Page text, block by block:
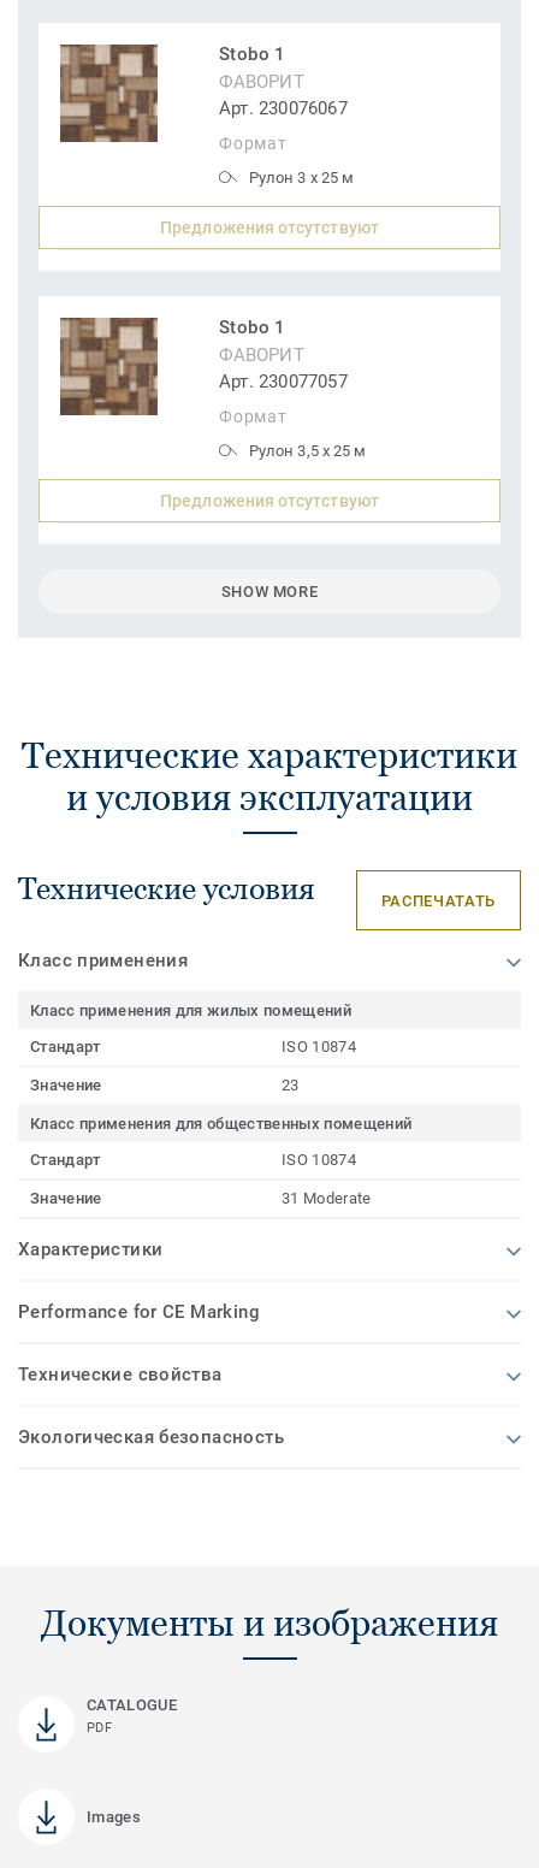
Stobo 1
ФАВОРИТ
Арт. 230076067
Формат
Рулон 3 x 25 м
Предложения отсутствуют
Stobo 1
ФАВОРИТ
Арт. 230077057
Формат
Рулон 3,5 x 25 м
Предложения отсутствуют
SHOW MORE
Технические характеристики
и условия эксплуатации
Технические условия РАСПЕЧАТАТЬ
Класс применения
Класс применения для жилых помещений
Стандарт
ISO 10874
Значение 23
Класс применения для общественных помещений
Стандарт
ISO 10874
Значение 31 Moderate
Характеристики
Performance for CE Marking
Технические свойства
Экологическая безопасность
Документы и изображения
CATALOGUE
PDF
Images